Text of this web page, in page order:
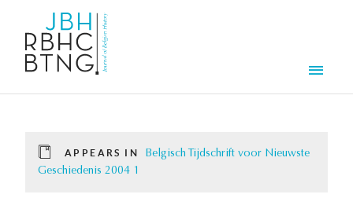
APPEARS IN
Belgisch Tijdschrift voor Nieuwste
Geschiedenis 2004 1